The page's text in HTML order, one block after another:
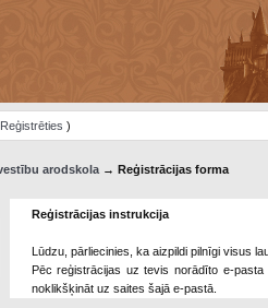
Reģistrēties )
arodskola→ Reģistrācijas forma
Reģistrācijas instrukcija
Lūdzu, pārliecinies, ka aizpildi pilnīgi visus
Pēc reģistrācijas uz tevis norādīto e-
noklikšķināt uz saites šajā e-pastā.